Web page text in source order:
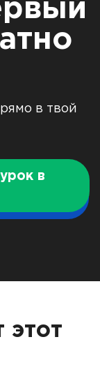
в твой
в
этот